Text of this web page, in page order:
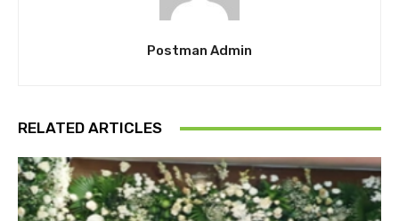
Postman Admin
RELATED ARTICLES